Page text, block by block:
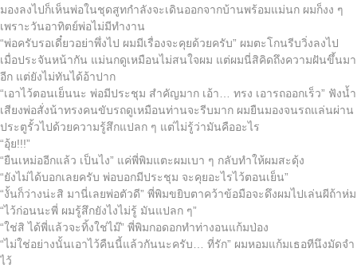
มองลงไปก็เห็นพ่อในชุดสูทกำลังจะเดินออกจากบ้านพร้อมแม่นก ผมก็งง ๆ
เพราะวันอาทิตย์พ่อไม่มีทำงาน
“พ่อครับรอเดี๋ยวอย่าพึ่งไป ผมมีเรื่องจะคุยด้วยครับ” ผมตะโกนรีบวิ่งลงไป
เมื่อประจันหน้ากัน แม่นกดูเหมือนไม่สนใจผม แต่ผมนี่สิคิดถึงความฝันขึ้นมา
อีก แต่ยังไม่ทันได้อ้าปาก
“เอาไว้ตอนเย็นนะ พ่อมีประชุม สำคัญมาก เอ้า… ทรง เอารถออกเร็ว” ฟังน้ำ
เสียงพ่อสั่งน้าทรงคนขับรถดูเหมือนท่านจะรีบมาก ผมยืนมองจนรถแล่นผ่าน
ประตูรั้วไปด้วยความรู้สึกแปลก ๆ แต่ไม่รู้ว่ามันคืออะไร
“อุ้ย!!!”
“ยืนเหม่ออีกแล้ว เป็นไง” แค่พี่พิมแตะผมเบา ๆ กลับทำให้ผมสะดุ้ง
“ยังไม่ได้บอกเลยครับ พ่อบอกมีประชุม จะคุยอะไรไว้ตอนเย็น”
“งั้นก็ว่างน่ะสิ มานี่เลยพ่อตัวดี” พี่พิมขยิบตาคว้าข้อมือจะดึงผมไปเล่นผีถ้าห่ม
“ไว้ก่อนนะพี่ ผมรู้สึกยังไงไม่รู้ มันแปลก ๆ”
“ใช่สิ ได้พี่แล้วจะทิ้งใช่ไม๊” พี่พิมกอดอกทำท่างอนแก้มป่อง
“ไม่ใช่อย่างนั้นเอาไว้คืนนี้แล้วกันนะครับ… ที่รัก” ผมหอมแก้มเธอทีนึงมัดจำ
ไว้